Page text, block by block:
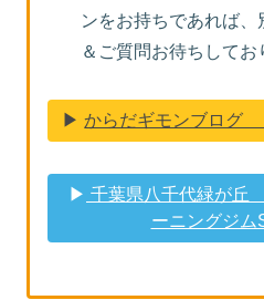
ンをお持ちであれば
＆ご質問お待ちして
▶︎からだギモンブログ
▶︎ 千葉県八千代緑が丘
ーニングジム